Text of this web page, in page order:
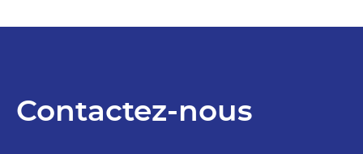
Contactez-nous